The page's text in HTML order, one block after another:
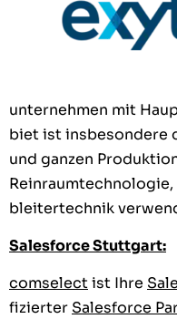
un­ternehmen mit
bi­et ist ins­beson­dere
und ganzen
bleit­ertech­nik
Sales­force Stuttgart:
com­s­e­lectist Ihre
fiziert­er Sales­force